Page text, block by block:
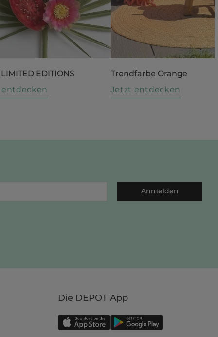
EDITIONS
Trendfarbe Orange
Jetzt entdecken
Anmelden
Die DEPOT App